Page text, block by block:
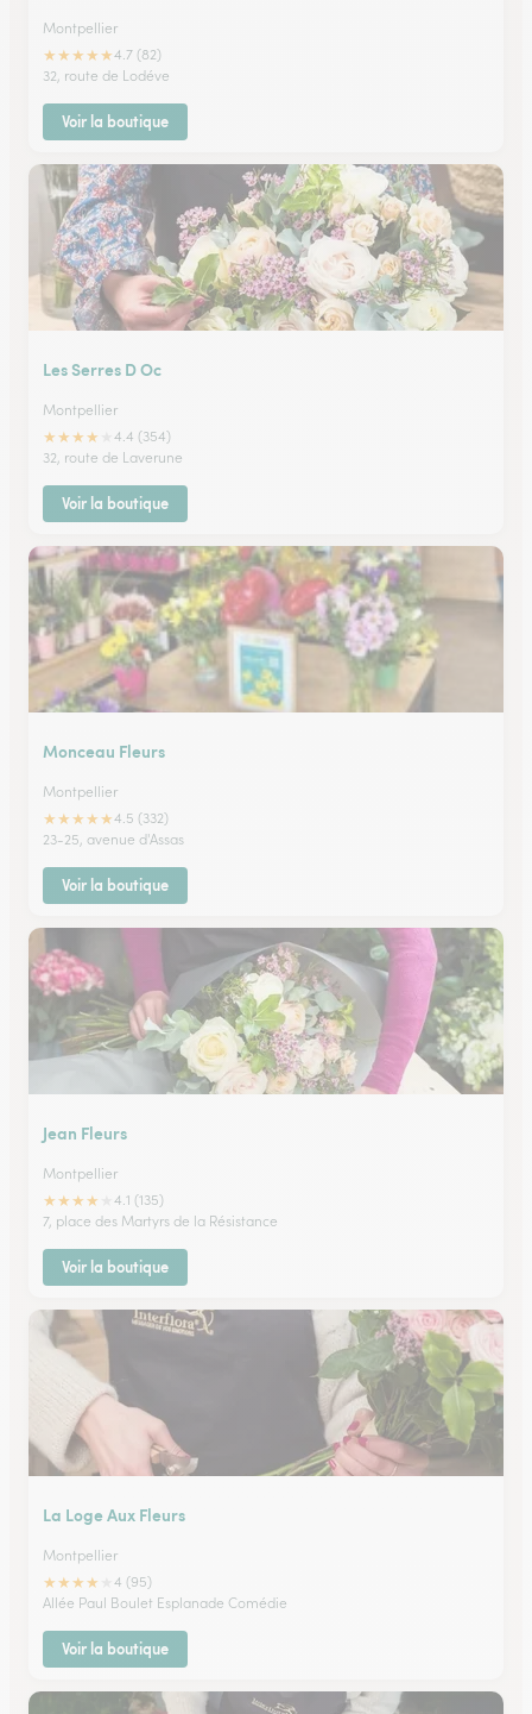
Montpellier
★★★★★4.7 (82)
32, route de Lodéve
Voir la boutique
Les Serres D Oc
Montpellier
★★★★
4.4 (354)
32, route de Laverune
Voir la boutique
Monceau Fleurs
Montpellier
★★★★★4.5 (332)
23-25, avenue d'Assas
Voir la boutique
Jean Fleurs
Montpellier
★★★★
4.1 (135)
7, place des Martyrs de la Résistance
Voir la boutique
La Loge Aux Fleurs
Montpellier
★★★★
4 (95)
Allée Paul Boulet Esplanade Comédie
Voir la boutique